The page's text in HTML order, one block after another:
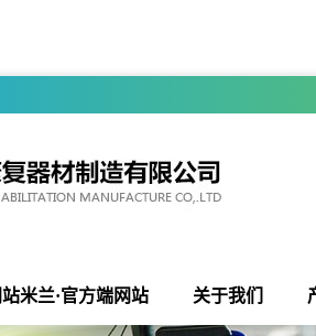
站米兰·官方端网站 关于我们